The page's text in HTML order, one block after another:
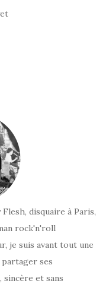
disquaire à Paris,
rock'n'roll
je suis avant tout une
partager ses
et sans